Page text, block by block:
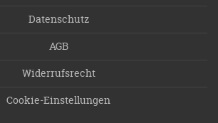
Datenschutz
AGB
Widerrufsrecht
Cookie-Einstellungen